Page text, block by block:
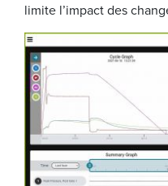
limite l’impact des